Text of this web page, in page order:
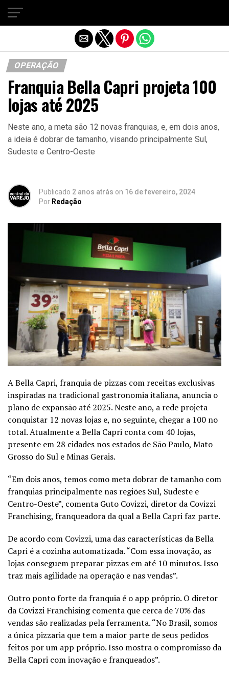
OPERAÇÃO
Franquia Bella Capri projeta 100
lojas até 2025
Neste ano, a meta são 12 novas franquias, e, em dois anos,
a ideia é dobrar de tamanho, visando principalmente Sul,
Sudeste e Centro-Oeste
Publicado 2 anos atrás on 16 de fevereiro, 2024
Por Redação
A Bella Capri, franquia de pizzas com receitas exclusivas
inspiradas na tradicional gastronomia italiana, anuncia o
plano de expansão até 2025. Neste ano, a rede projeta
conquistar 12 novas lojas e, no seguinte, chegar a 100 no
total. Atualmente a Bella Capri conta com 40 lojas,
presente em 28 cidades nos estados de São Paulo, Mato
Grosso do Sul e Minas Gerais.
“Em dois anos, temos como meta dobrar de tamanho com
franquias principalmente nas regiões Sul, Sudeste e
Centro-Oeste”, comenta Guto Covizzi, diretor da Covizzi
Franchising, franqueadora da qual a Bella Capri faz parte.
De acordo com Covizzi, uma das características da Bella
Capri é a cozinha automatizada. “Com essa inovação, as
lojas conseguem preparar pizzas em até 10 minutos. Isso
traz mais agilidade na operação e nas vendas”.
Outro ponto forte da franquia é o app próprio. O diretor
da Covizzi Franchising comenta que cerca de 70% das
vendas são realizadas pela ferramenta. “No Brasil, somos
a única pizzaria que tem a maior parte de seus pedidos
feitos por um app próprio. Isso mostra o compromisso da
Bella Capri com inovação e franqueados”.